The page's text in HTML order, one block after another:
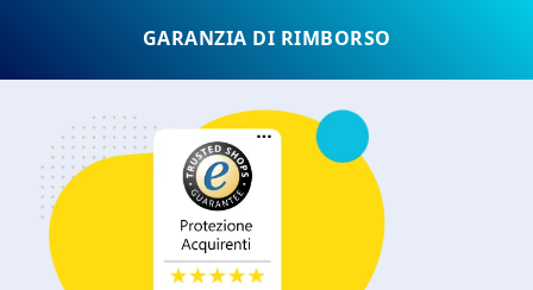
GARANZIA DI RIMBORSO